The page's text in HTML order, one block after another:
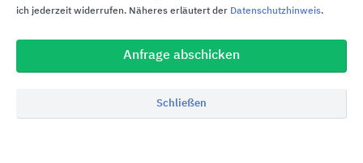
ich jederzeit widerrufen. Näheres erläutert der Datenschutzhinweis.
Anfrage abschicken
Schließen